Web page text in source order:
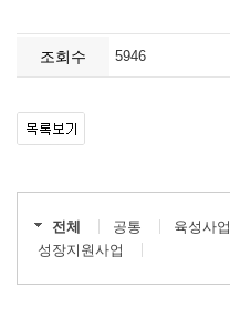
조회수 5946
전체 공통 육성사업
성장지원사업